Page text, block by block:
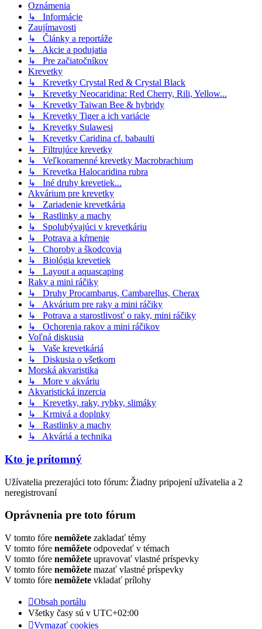
Oznámenia
↳ Informácie
Zaujímavosti
↳ Články a reportáže
↳ Akcie a podujatia
↳ Pre začiatočníkov
Krevetky
↳ Krevetky Crystal Red & Crystal Black
↳ Krevetky Neocaridina: Red Cherry, Rili, Yellow...
↳ Krevetky Taiwan Bee & hybridy
↳ Krevetky Tiger a ich variácie
↳ Krevetky Sulawesi
↳ Krevetky Caridina cf. babaulti
↳ Filtrujúce krevetky
↳ Veľkoramenné krevetky Macrobrachium
↳ Krevetka Halocaridina rubra
↳ Iné druhy krevetiek...
Akvárium pre krevetky
↳ Zariadenie krevetkária
↳ Rastlinky a machy
↳ Spolubývajúci v krevetkáriu
↳ Potrava a kŕmenie
↳ Choroby a škodcovia
↳ Biológia krevetiek
↳ Layout a aquascaping
Raky a mini ráčiky
↳ Druhy Procambarus, Cambarellus, Cherax
↳ Akvárium pre raky a mini ráčiky
↳ Potrava a starostlivosť o raky, mini ráčiky
↳ Ochorenia rakov a mini ráčikov
Voľná diskusia
↳ Vaše krevetkáriá
↳ Diskusia o všetkom
Morská akvaristika
↳ More v akváriu
Akvaristická inzercia
↳ Krevetky, raky, rybky, slimáky
↳ Krmivá a doplnky
↳ Rastlinky a machy
↳ Akváriá a technika
Kto je prítomný
Užívatelia prezerajúci toto fórum: Žiadny pripojení užívatelia a 2
neregistrovaní
Oprávnenia pre toto fórum
V tomto fóre nemôžete zakladať témy
V tomto fóre nemôžete odpovedať v témach
V tomto fóre nemôžete upravovať vlastné príspevky
V tomto fóre nemôžete mazať vlastné príspevky
V tomto fóre nemôžete vkladať prílohy
Obsah portálu
Všetky časy sú v UTC+02:00
Vymazať cookies